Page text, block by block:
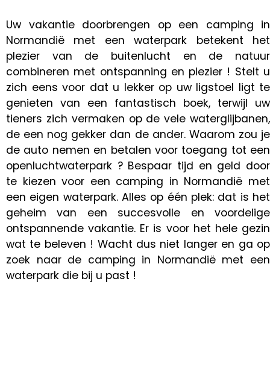
Uw vakantie doorbrengen op een camping in
Normandië met een waterpark betekent het
plezier van de buitenlucht en de natuur
combineren met ontspanning en plezier ! Stelt u
zich eens voor dat u lekker op uw ligstoel ligt te
genieten van een fantastisch boek, terwijl uw
tieners zich vermaken op de vele waterglijbanen,
de een nog gekker dan de ander. Waarom zou je
de auto nemen en betalen voor toegang tot een
openluchtwaterpark ? Bespaar tijd en geld door
te kiezen voor een camping in Normandië met
een eigen waterpark. Alles op één plek: dat is het
geheim van een succesvolle en voordelige
ontspannende vakantie. Er is voor het hele gezin
wat te beleven ! Wacht dus niet langer en ga op
zoek naar de camping in Normandië met een
waterpark die bij u past !